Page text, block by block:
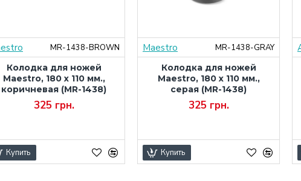
MR-1438-BROWN
Колодка для ножей
Maestro, 180 x 110 мм.,
коричневая (MR-1438)
325 грн.
Купить
Maestro
MR-1438-GRAY
Колодка для ножей
Maestro, 180 x 110 мм.,
серая (MR-1438)
325 грн.
Купить